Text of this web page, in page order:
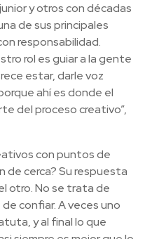
y otros con décadas
de sus principales
responsabilidad.
rol es guiar a la gente
estar, darle voz
ahí es donde el
del proceso creativo”,
con puntos de
cerca? Su respuesta
otro. No se trata de
confiar. A veces uno
y al final lo que